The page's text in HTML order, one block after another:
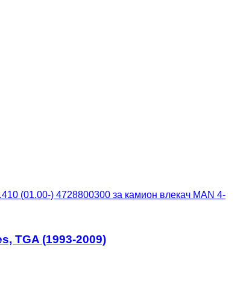
(01.00-) 4728800300 за камион влекач MAN 4-
TGA (1993-2009)